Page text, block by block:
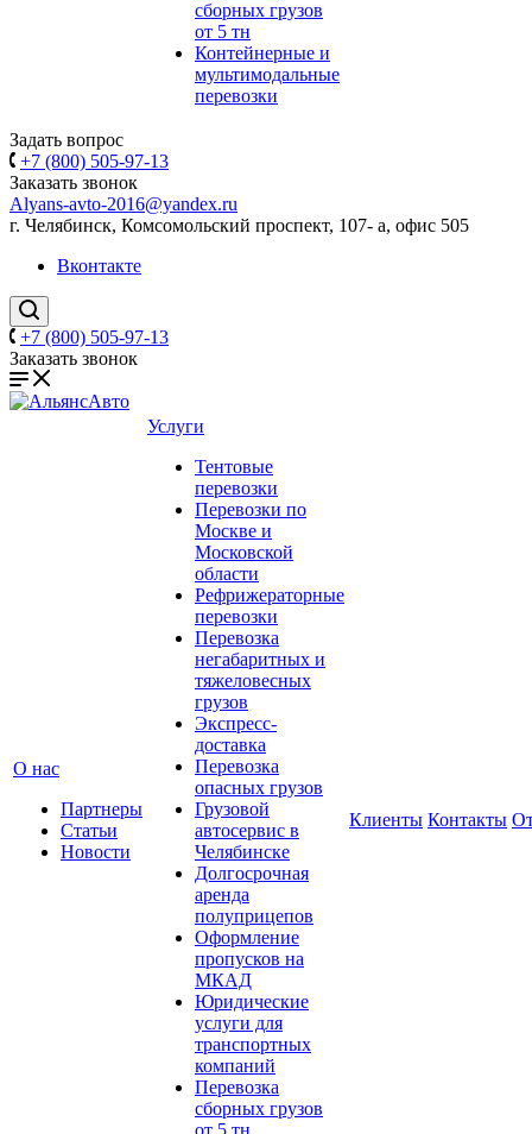
сборных грузов
от 5 тн
Контейнерные и
мультимодальные
перевозки
Задать вопрос
+7 (800) 505-97-13
Заказать звонок
Alyans-avto-2016@yandex.ru
г. Челябинск, Комсомольский проспект, 107- а, офис 505
Вконтакте
+7 (800) 505-97-13
Заказать звонок
О нас
Партнеры
Статьи
Новости
Услуги
Тентовые
перевозки
Перевозки по
Москве и
Московской
области
Рефрижераторные
перевозки
Перевозка
негабаритных и
тяжеловесных
грузов
Экспресс-
доставка
Перевозка
опасных грузов
Грузовой
автосервис в
Челябинске
Долгосрочная
аренда
полуприцепов
Оформление
пропусков на
МКАД
Юридические
услуги для
транспортных
компаний
Перевозка
сборных грузов
от 5 тн
Клиенты Контакты